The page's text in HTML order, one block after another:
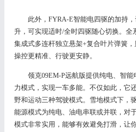
此外， FYRA-E智能电四驱的加持
升，可实现适时/全时四驱随心切换 。全
集成式多连杆独立悬架+复合叶片弹簧，
操控更精准、行驶更安静。
领克09EM-P远航版提供纯电、智
力模式，实现一车多能。不仅如此，它
野和运动三种驾驶模式。雪地模式下，
能源模式为纯电、油电串联或并联，对
模式非常实用，能够有效避免打滑，让